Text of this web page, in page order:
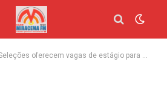
oferecem vagas de estágio para mais de 30 cursos com bolsas de até R$ 1,3 mil